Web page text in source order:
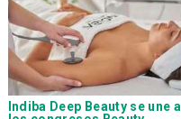
Indiba Deep Beauty se une a